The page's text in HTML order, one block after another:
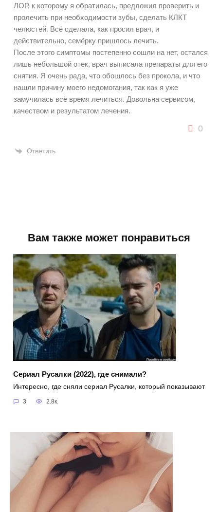
ЛОР, к которому я обратилась, предложил проверить и
пролечить при необходимости зубы, сделать КЛКТ
челюстей. Всё сделала, как просил врач, и
действительно, семёрку пришлось лечить.
После этого симптомы постепенно сошли на нет, остался
лишь небольшой отек, врач выписала препараты для его
снятия. Я очень рада, что обошлось без прокола, и что
нашли причину моего недомогания, так как я уже
замучилась всё время лечиться. Довольна сервисом,
качеством и результатом лечения.
0
Ответить
Вам также может понравиться
Сериал Русалки (2022), где снимали?
Интересно, где сняли сериал Русалки, который показывают
3 2.8к.